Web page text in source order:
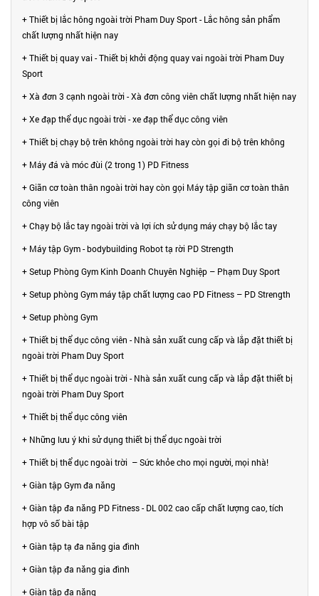
+ Thiết bị lắc hông ngoài trời Pham Duy Sport - Lắc hông sản phẩm
chất lượng nhất hiện nay
+ Thiết bị quay vai - Thiết bị khởi động quay vai ngoài trời Pham Duy
Sport
+ Xà đơn 3 cạnh ngoài trời - Xà đơn công viên chất lượng nhất hiện nay
+ Xe đạp thể dục ngoài trời - xe đạp thể dục công viên
+ Thiết bị chạy bộ trên không ngoài trời hay còn gọi đi bộ trên không
+ Máy đá và móc đùi (2 trong 1) PD Fitness
+ Giãn cơ toàn thân ngoài trời hay còn gọi Máy tập giãn cơ toàn thân
công viên
+ Chạy bộ lắc tay ngoài trời và lợi ích sử dụng máy chạy bộ lắc tay
+ Máy tập Gym - bodybuilding Robot tạ rời PD Strength
+ Setup Phòng Gym Kinh Doanh Chuyên Nghiệp – Phạm Duy Sport
+ Setup phòng Gym máy tập chất lượng cao PD Fitness – PD Strength
+ Setup phòng Gym
+ Thiết bị thể dục công viên - Nhà sản xuất cung cấp và lắp đặt thiết bị
ngoài trời Pham Duy Sport
+ Thiết bị thể dục ngoài trời - Nhà sản xuất cung cấp và lắp đặt thiết bị
ngoài trời Pham Duy Sport
+ Thiết bị thể dục công viên
+ Những lưu ý khi sử dụng thiết bị thể dục ngoài trời
+ Thiết bị thể dục ngoài trời – Sức khỏe cho mọi người, mọi nhà!
+ Giàn tập Gym đa năng
+ Giàn tập đa năng PD Fitness - DL 002 cao cấp chất lượng cao, tích
hợp vô số bài tập
+ Giàn tập tạ đa năng gia đình
+ Giàn tập đa năng gia đình
+ Giàn tập đa năng